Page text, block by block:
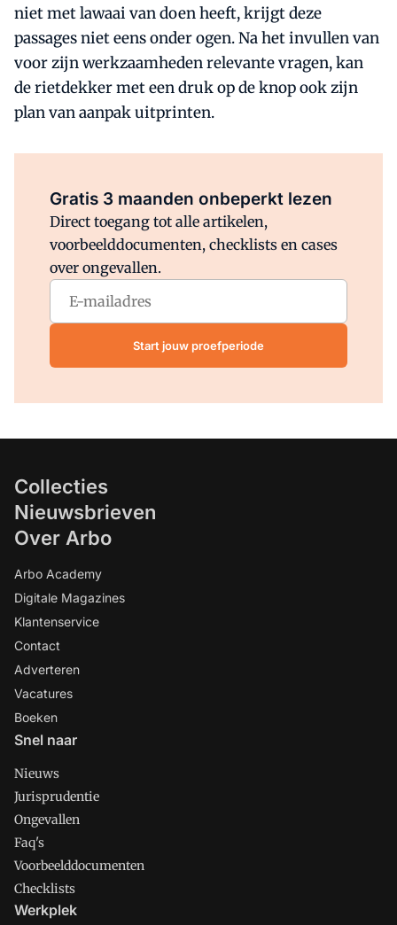
niet met lawaai van doen heeft, krijgt deze
passages niet eens onder ogen. Na het invullen van
voor zijn werkzaamheden relevante vragen, kan
de rietdekker met een druk op de knop ook zijn
plan van aanpak uitprinten.
Gratis 3 maanden onbeperkt lezen
Direct toegang tot alle artikelen,
voorbeelddocumenten, checklists en cases
over ongevallen.
Start jouw proefperiode
Collecties
Nieuwsbrieven
Over Arbo
Arbo Academy
Digitale Magazines
Klantenservice
Contact
Adverteren
Vacatures
Boeken
Snel naar
Nieuws
Jurisprudentie
Ongevallen
Faq's
Voorbeelddocumenten
Checklists
Werkplek